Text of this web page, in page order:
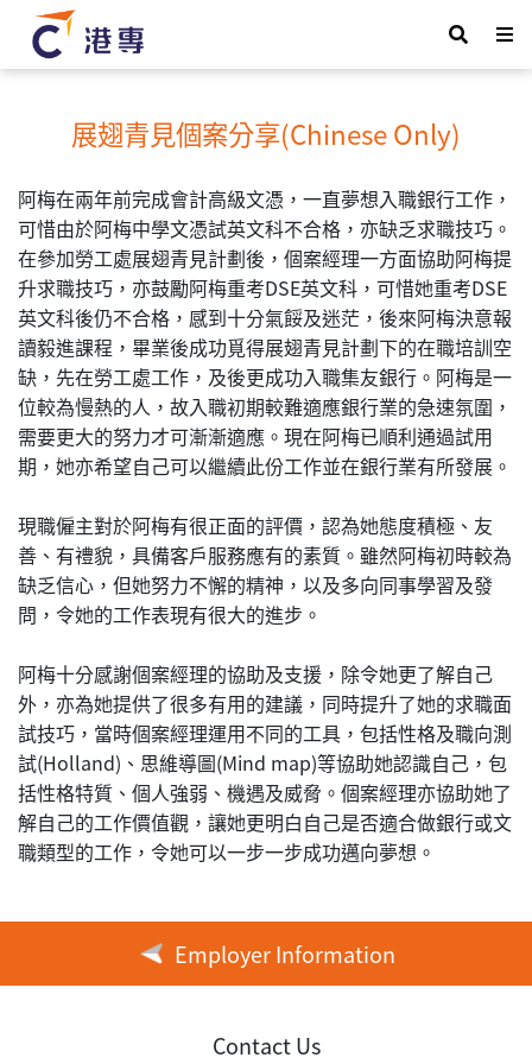
展翅青見個案分享(Chinese Only)
阿梅在兩年前完成會計高級文憑，一直夢想入職銀行工作，
可惜由於阿梅中學文憑試英文科不合格，亦缺乏求職技巧。
在參加勞工處展翅青見計劃後，個案經理一方面協助阿梅提
升求職技巧，亦鼓勵阿梅重考DSE英文科，可惜她重考DSE
英文科後仍不合格，感到十分氣餒及迷茫，後來阿梅決意報
讀毅進課程，畢業後成功覓得展翅青見計劃下的在職培訓空
缺，先在勞工處工作，及後更成功入職集友銀行。阿梅是一
位較為慢熱的人，故入職初期較難適應銀行業的急速氛圍，
需要更大的努力才可漸漸適應。現在阿梅已順利通過試用
期，她亦希望自己可以繼續此份工作並在銀行業有所發展。
現職僱主對於阿梅有很正面的評價，認為她態度積極、友
善、有禮貌，具備客戶服務應有的素質。雖然阿梅初時較為
缺乏信心，但她努力不懈的精神，以及多向同事學習及發
問，令她的工作表現有很大的進步。
阿梅十分感謝個案經理的協助及支援，除令她更了解自己
外，亦為她提供了很多有用的建議，同時提升了她的求職面
試技巧，當時個案經理運用不同的工具，包括性格及職向測
試(Holland)、思維導圖(Mind map)等協助她認識自己，包
括性格特質、個人強弱、機遇及威脅。個案經理亦協助她了
解自己的工作價值觀，讓她更明白自己是否適合做銀行或文
職類型的工作，令她可以一步一步成功邁向夢想。
Employer Information
Contact Us